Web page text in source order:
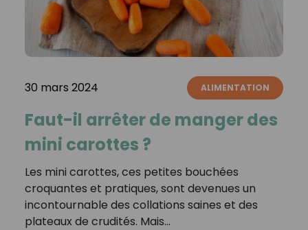
30 mars 2024 ALIMENTATION
Faut-il arrêter de manger des
mini carottes ?
Les mini carottes, ces petites bouchées
croquantes et pratiques, sont devenues un
incontournable des collations saines et des
plateaux de crudités. Mais…